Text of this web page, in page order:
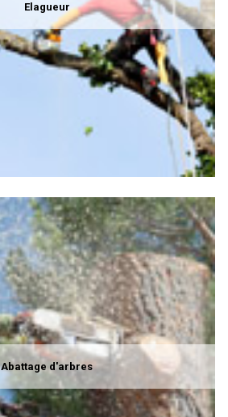
Elagueur
Abattage d'arbres